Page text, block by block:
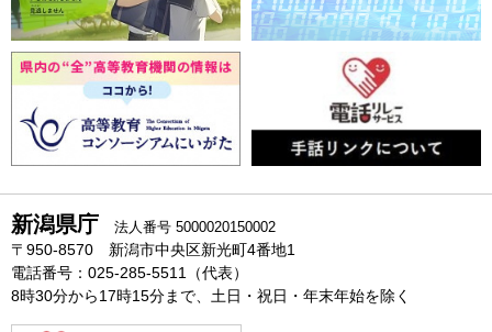
新潟県庁 法人番号 5000020150002
〒950-8570 新潟市中央区新光町4番地1
電話番号：025-285-5511（代表）
8時30分から17時15分まで、土日・祝日・年末年始を除く